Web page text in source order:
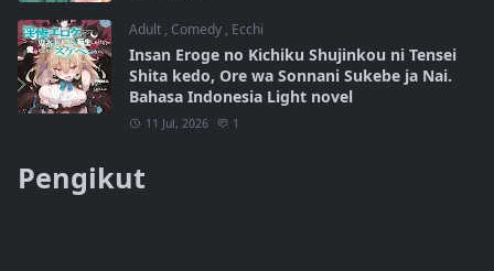
Adult , Comedy , Ecchi
Insan Eroge no Kichiku Shujinkou ni Tensei
Shita kedo, Ore wa Sonnani Sukebe ja Nai.
Bahasa Indonesia Light novel
11 Jul, 2026 1
Pengikut